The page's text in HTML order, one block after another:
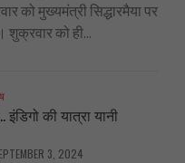
को मुख्यमंत्री सिद्धारमैया पर
को ही...
इंडिगो की यात्रा यानी
3, 2024